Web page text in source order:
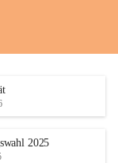
2025